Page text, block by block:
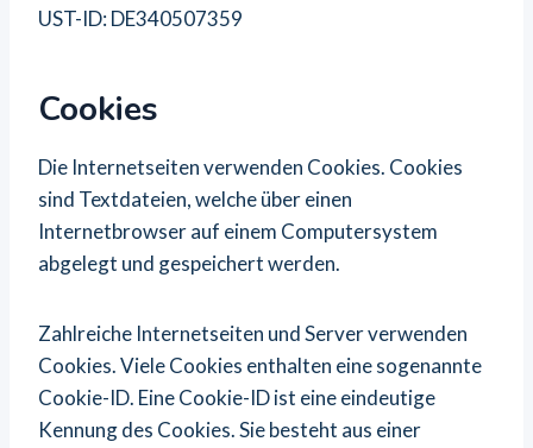
UST-ID: DE340507359
Cookies
Die Internetseiten verwenden Cookies. Cookies
sind Textdateien, welche über einen
Internetbrowser auf einem Computersystem
abgelegt und gespeichert werden.
Zahlreiche Internetseiten und Server verwenden
Cookies. Viele Cookies enthalten eine sogenannte
Cookie-ID. Eine Cookie-ID ist eine eindeutige
Kennung des Cookies. Sie besteht aus einer